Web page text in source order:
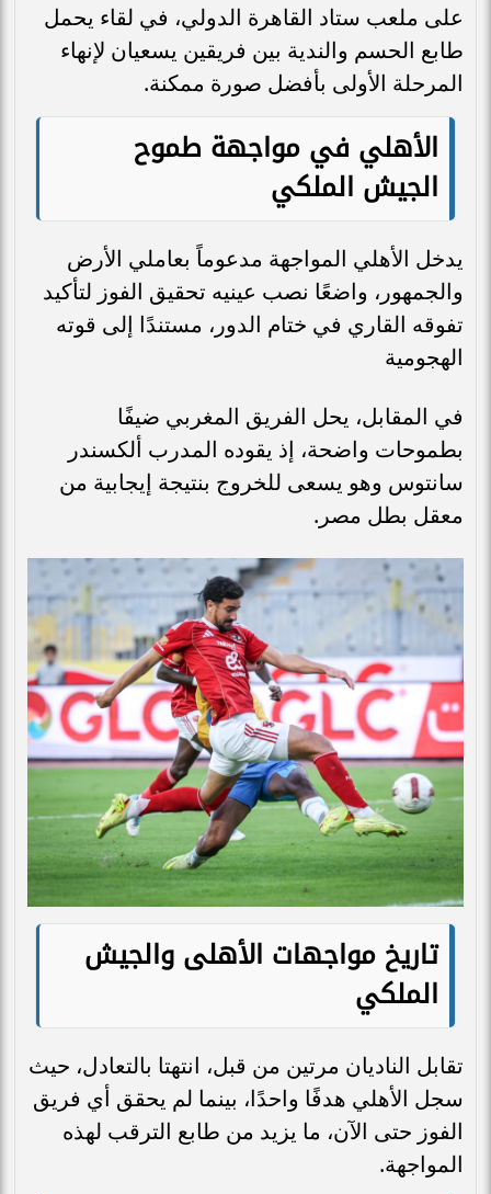
على ملعب ستاد القاهرة الدولي، في لقاء يحمل
طابع الحسم والندية بين فريقين يسعيان لإنهاء
المرحلة الأولى بأفضل صورة ممكنة.
الأهلي في مواجهة طموح
الجيش الملكي
يدخل الأهلي المواجهة مدعوماً بعاملي الأرض
والجمهور، واضعًا نصب عينيه تحقيق الفوز لتأكيد
تفوقه القاري في ختام الدور، مستندًا إلى قوته
الهجومية
في المقابل، يحل الفريق المغربي ضيفًا
بطموحات واضحة، إذ يقوده المدرب ألكسندر
سانتوس وهو يسعى للخروج بنتيجة إيجابية من
معقل بطل مصر.
تاريخ مواجهات الأهلى والجيش
الملكي
تقابل الناديان مرتين من قبل، انتهتا بالتعادل، حيث
سجل الأهلي هدفًا واحدًا، بينما لم يحقق أي فريق
الفوز حتى الآن، ما يزيد من طابع الترقب لهذه
المواجهة.